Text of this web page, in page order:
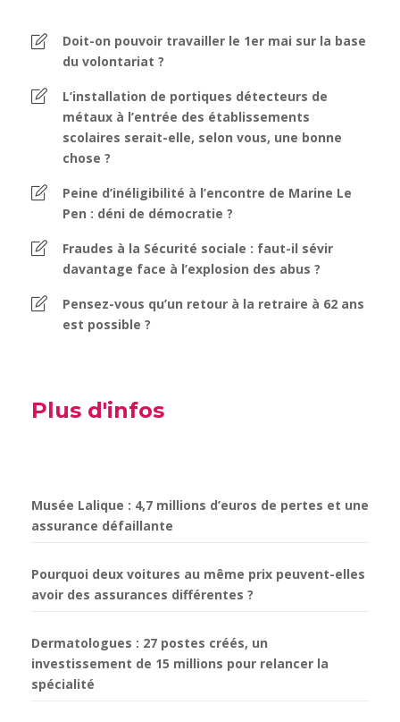
Doit-on pouvoir travailler le 1er mai sur la base
du volontariat ?
L’installation de portiques détecteurs de
métaux à l’entrée des établissements
scolaires serait-elle, selon vous, une bonne
chose ?
Peine d’inéligibilité à l’encontre de Marine Le
Pen : déni de démocratie ?
Fraudes à la Sécurité sociale : faut-il sévir
davantage face à l’explosion des abus ?
Pensez-vous qu’un retour à la retraire à 62 ans
est possible ?
Plus d'infos
Musée Lalique : 4,7 millions d’euros de pertes et une
assurance défaillante
Pourquoi deux voitures au même prix peuvent-elles
avoir des assurances différentes ?
Dermatologues : 27 postes créés, un
investissement de 15 millions pour relancer la
spécialité